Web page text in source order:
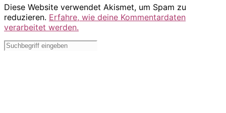
Diese Website verwendet Akismet, um Spam zu
reduzieren. Erfahre, wie deine Kommentardaten
verarbeitet werden.